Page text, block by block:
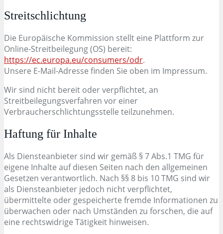
Streitschlichtung
Die Europäische Kommission stellt eine Plattform zur
Online-Streitbeilegung (OS) bereit:
https://ec.europa.eu/consumers/odr.
Unsere E-Mail-Adresse finden Sie oben im Impressum.
Wir sind nicht bereit oder verpflichtet, an
Streitbeilegungsverfahren vor einer
Verbraucherschlichtungsstelle teilzunehmen.
Haftung für Inhalte
Als Diensteanbieter sind wir gemäß § 7 Abs.1 TMG für
eigene Inhalte auf diesen Seiten nach den allgemeinen
Gesetzen verantwortlich. Nach §§ 8 bis 10 TMG sind wir
als Diensteanbieter jedoch nicht verpflichtet,
übermittelte oder gespeicherte fremde Informationen zu
überwachen oder nach Umständen zu forschen, die auf
eine rechtswidrige Tätigkeit hinweisen.